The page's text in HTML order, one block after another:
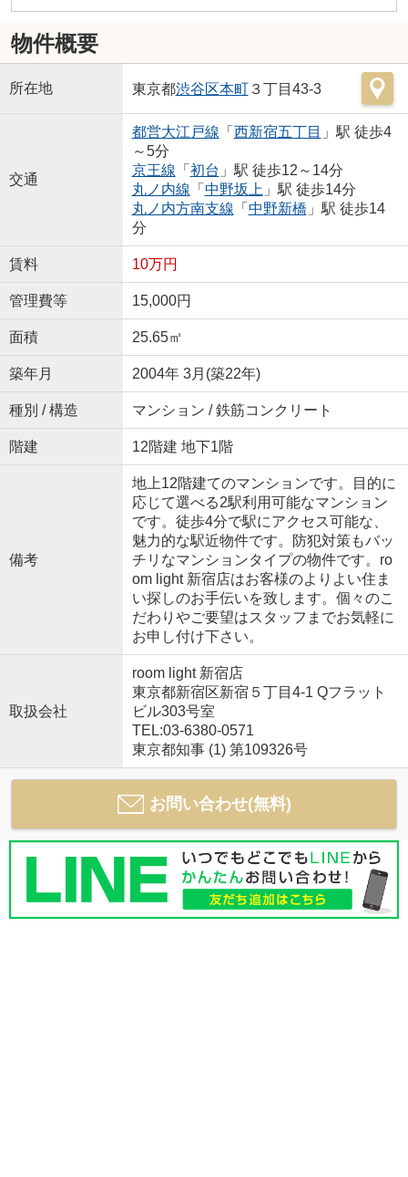
物件概要
所在地 東京都渋谷区本町３丁目43-3
交通
都営大江戸線 「 西新宿五丁目 」駅 徒歩4
～5分
京王線 「 初台 」駅 徒歩12～14分
丸ノ内線 「 中野坂上 」駅 徒歩14分
丸ノ内方南支線 「 中野新橋 」駅 徒歩14
分
賃料 10万円
管理費等 15,000円
面積 25.65㎡
築年月 2004年 3月(築22年)
種別 / 構造 マンション / 鉄筋コンクリート
階建 12階建 地下1階
備考
地上12階建てのマンションです。目的に
応じて選べる2駅利用可能なマンション
です。徒歩4分で駅にアクセス可能な、
魅力的な駅近物件です。防犯対策もバッ
チリなマンションタイプの物件です。ro
om light 新宿店はお客様のよりよい住ま
い探しのお手伝いを致します。個々のこ
だわりやご要望はスタッフまでお気軽に
お申し付け下さい。
取扱会社
room light 新宿店
東京都新宿区新宿５丁目4-1 Qフラット
ビル303号室
TEL:03-6380-0571
東京都知事 (1) 第109326号
お問い合わせ(無料)